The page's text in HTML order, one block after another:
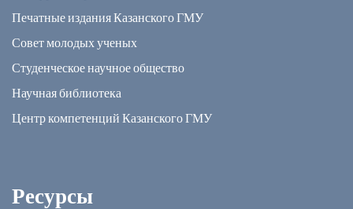
Печатные издания Казанского ГМУ
Совет молодых ученых
Студенческое научное общество
Научная библиотека
Центр компетенций Казанского ГМУ
Ресурсы